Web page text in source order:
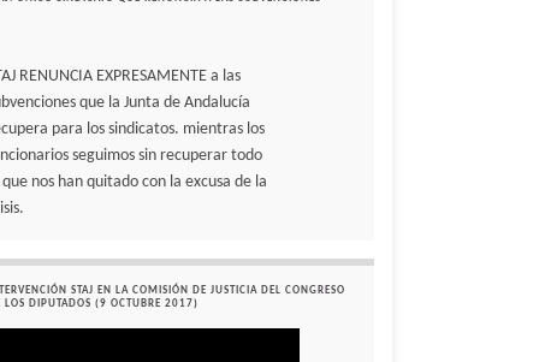
RENUNCIA EXPRESAMENTE a las
que la Junta de Andalucía
para los sindicatos. mientras los
seguimos sin recuperar todo
que nos han quitado con la excusa de la
STAJ EN LA COMISIÓN DE JUSTICIA DEL CONGRESO
LOS DIPUTADOS (9 OCTUBRE 2017)